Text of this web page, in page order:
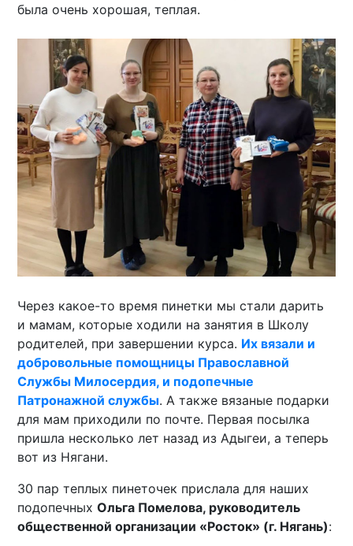
была очень хорошая, теплая.
Через какое-то время пинетки мы стали дарить
и мамам, которые ходили на занятия в Школу
родителей, при завершении курса. Их вязали и
добровольные помощницы Православной
Службы Милосердия, и подопечные
Патронажной службы. А также вязаные подарки
для мам приходили по почте. Первая посылка
пришла несколько лет назад из Адыгеи, а теперь
вот из Нягани.
30 пар теплых пинеточек прислала для наших
подопечныхОльга Помелова, руководитель
общественной организации «Росток» (г. Нягань):